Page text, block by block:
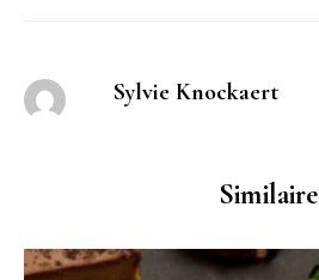
Sylvie Knockaert
Similaire